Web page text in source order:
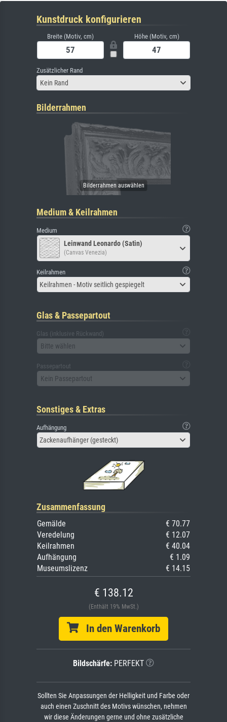
Kunstdruck konfigurieren
Breite (Motiv, cm) Höhe (Motiv, cm)
Zusätzlicher Rand
Kein Rand
Bilderrahmen
Medium & Keilrahmen
Medium
Leinwand Leonardo (Satin)
(Canvas Venezia)
Keilrahmen
Keilrahmen - Motiv seitlich gespiegelt
Glas & Passepartout
Glas (inklusive Rückwand)
Bitte wählen
Passepartout
Kein Passepartout
Sonstiges & Extras
Aufhängung
Zackenaufhänger (gesteckt)
Zusammenfassung
Gemälde
€ 70.77
Veredelung
€ 12.07
Keilrahmen
€ 40.04
Aufhängung
€ 1.09
Museumslizenz
€ 14.15
€ 138.12
(Enthält 19% MwSt.)
In den Warenkorb
Bildschärfe: PERFEKT
Sollten Sie Anpassungen der Helligkeit und Farbe oder
auch einen Zuschnitt des Motivs wünschen, nehmen
wir diese Änderungen gerne und ohne zusätzliche